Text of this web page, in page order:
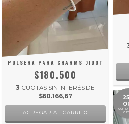
PULSERA PARA CHARMS DIDOT
$180.500
3 CUOTAS SIN INTERÉS DE
$60.166,67
AGREGAR AL CARRITO
o